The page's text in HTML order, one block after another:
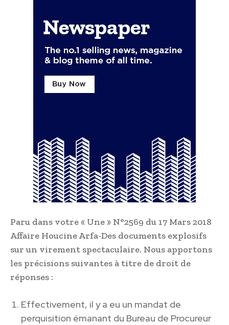
Paru dans votre « Une » N°2569 du 17 Mars 2018
Affaire Houcine Arfa-Des documents explosifs
sur un virement spectaculaire. Nous apportons
les précisions suivantes à titre de droit de
réponses :
Effectivement, il y a eu un mandat de
perquisition émanant du Bureau de Procureur